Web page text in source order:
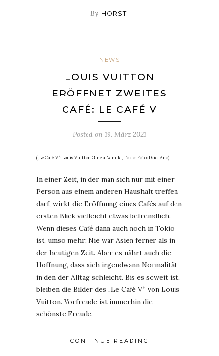
By HORST
NEWS
LOUIS VUITTON
ERÖFFNET ZWEITES
CAFÉ: LE CAFÉ V
Posted on 19. März 2021
(„Le Café V“; Louis Vuitton Ginza Namiki, Tokio; Foto: Daici Ano)
In einer Zeit, in der man sich nur mit einer
Person aus einem anderen Haushalt treffen
darf, wirkt die Eröffnung eines Cafés auf den
ersten Blick vielleicht etwas befremdlich.
Wenn dieses Café dann auch noch in Tokio
ist, umso mehr: Nie war Asien ferner als in
der heutigen Zeit. Aber es nährt auch die
Hoffnung, dass sich irgendwann Normalität
in den der Alltag schleicht. Bis es soweit ist,
bleiben die Bilder des „Le Café V“ von Louis
Vuitton. Vorfreude ist immerhin die
schönste Freude.
CONTINUE READING